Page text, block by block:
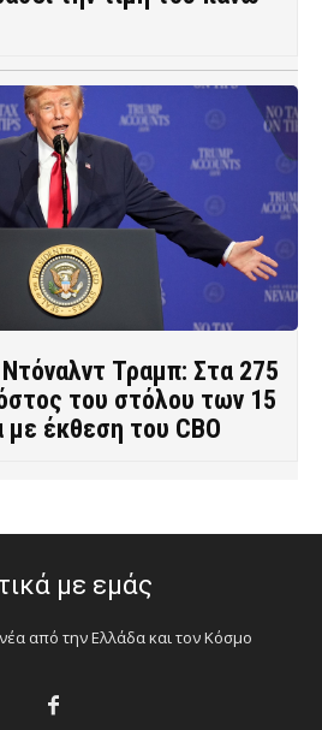
Τραμπ: Στα 275
του στόλου των 15
έκθεση του CBO
με εμάς
από την Ελλάδα και τον Κόσμο